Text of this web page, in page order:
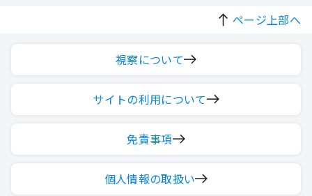
ページ上部へ
視察について
サイトの利用について
免責事項
個人情報の取扱い